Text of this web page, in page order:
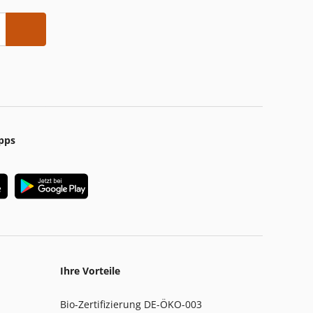
Ihre Vorteile
Bio-Zertifizierung DE-ÖKO-003